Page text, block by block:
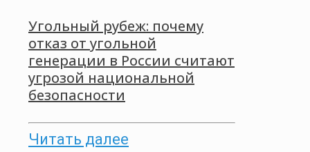
Угольный рубеж: почему
отказ от угольной
генерации в России считают
угрозой национальной
безопасности
Читать далее